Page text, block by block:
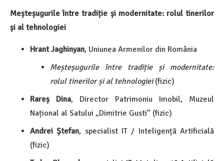
Meșteșugurile între tradiție și modernitate: rolul tinerilor
și al tehnologiei
Hrant Jaghinyan, Uniunea Armenilor din România
Meșteșugurile între tradiție și modernitate:
rolul tinerilor și al tehnologiei(fizic)
Rareș Dina, Director Patrimoniu Imobil, Muzeul
Național al Satului „Dimitrie Gusti” (fizic)
Andrei Ștefan, specialist IT / Inteligență Artificială
(fizic)